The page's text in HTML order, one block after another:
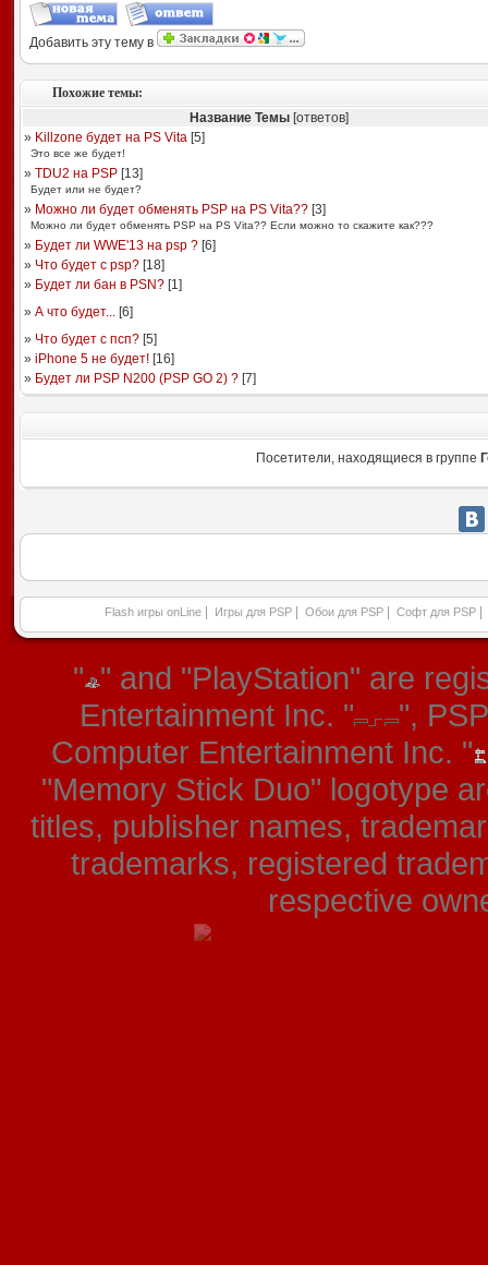
Добавить эту тему в
Похожие темы:
Название Темы[ответов]
» Killzone будет на PS Vita[5]
Это все же будет!
» TDU2 на PSP[13]
Будет или не будет?
» Можно ли будет обменять PSP на PS Vita??[3]
Можно ли будет обменять PSP на PS Vita?? Если можно то скажите как???
» Будет ли WWE'13 на psp ?[6]
» Что будет с psp?[18]
» Будет ли бан в PSN?[1]
» А что будет...[6]
» Что будет с псп?[5]
» iPhone 5 не будет![16]
» Будет ли PSP N200 (PSP GO 2) ?[7]
Посетители, находящиеся в группе
Flash игры onLine Игры для PSP Обои для PSP Софт для PSP
" " and "PlayStation" are
Entertainment Inc. "
",
Computer Entertainment Inc. "
"Memory Stick Duo" logotype
titles, publisher names,
trademarks, registered
respective